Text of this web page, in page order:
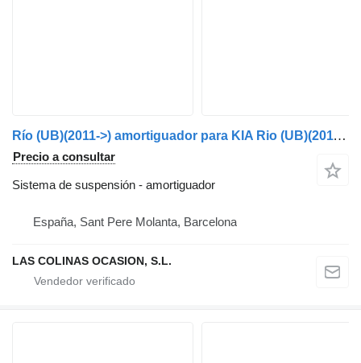
Río (UB)(2011->) amortiguador para KIA Rio (UB)(2011->) coche
Precio a consultar
Sistema de suspensión - amortiguador
España, Sant Pere Molanta, Barcelona
LAS COLINAS OCASION, S.L.